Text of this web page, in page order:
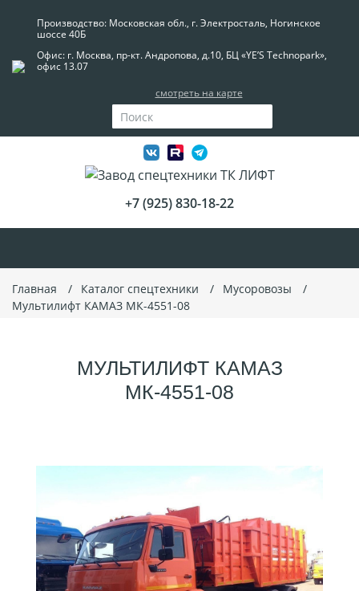
Производство: Московская обл., г. Электросталь, Ногинское
шоссе 40Б
Офис: г. Москва, пр-кт. Андропова, д.10, БЦ «YE’S Technopark»,
офис 13.07
смотреть на карте
+7 (925) 830-18-22
Главная Каталог спецтехники
Мусоровозы
Мультилифт КАМАЗ МК-4551-08
МУЛЬТИЛИФТ КАМАЗ
МК-4551-08